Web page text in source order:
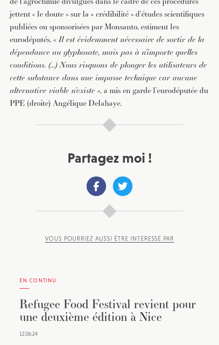
jettent « le doute » sur la « crédibilité » d’études scientifiques
publiées ou sponsorisées par Monsanto, estiment les
eurodéputés. « Il est évidemment nécessaire de sortir de la
dépendance au glyphosate, mais pas à n’importe quelles
conditions. (…) Nous risquons de plonger les utilisateurs de
cette substance dans une impasse technique car aucune
alternative viable n’existe », a mis en garde l’eurodéputée du
PPE (droite) Angélique Delahaye.
Partagez moi !
VOUS POURRIEZ AUSSI ÊTRE INTÉRESSÉ PAR
EN CONTINU
Refugee Food Festival revient pour
une deuxième édition à Nice
12.06.24
JE M'INSCRIS À LA NEWSLETTER
Pour recevoir toutes les deux semaines notre lettre
d’info avec une sélection d’articles …